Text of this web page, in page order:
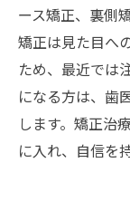
ース矯正、裏側
矯正は見た目へ
ため、最近では
になる方は、歯
します。矯正治
に入れ、自信を